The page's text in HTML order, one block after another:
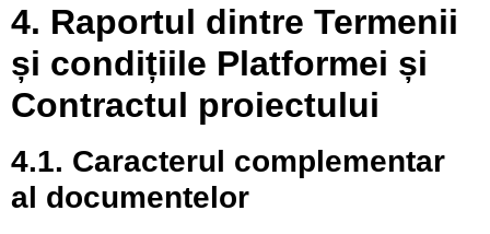
4. Raportul dintre Termenii
și condițiile Platformei și
Contractul proiectului
4.1. Caracterul complementar
al documentelor